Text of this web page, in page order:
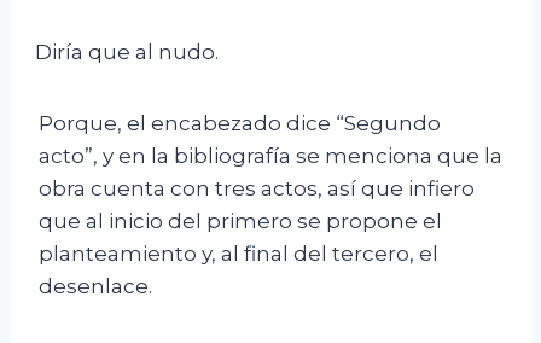
Diría que al nudo.
Porque, el encabezado dice “Segundo
acto”, y en la bibliografía se menciona que la
obra cuenta con tres actos, así que infiero
que al inicio del primero se propone el
planteamiento y, al final del tercero, el
desenlace.